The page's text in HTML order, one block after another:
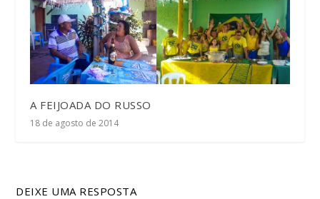
A FEIJOADA DO RUSSO
18 de agosto de 2014
DEIXE UMA RESPOSTA